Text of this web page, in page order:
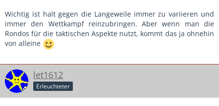
Wichtig ist halt gegen die Langeweile immer zu variieren und
immer den Wettkampf reinzubringen. Aber wenn man die
Rondos für die taktischen Aspekte nutzt, kommt das ja ohnehin
von alleine
let1612
Erleuchteter